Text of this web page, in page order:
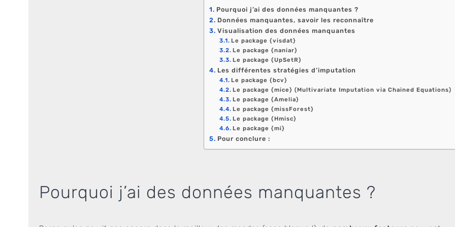
Pourquoi j’ai des données manquantes ?
Données manquantes, savoir les reconnaître
Visualisation des données manquantes
Le package {visdat}
Le package {naniar}
Le package {UpSetR}
Les différentes stratégies d’imputation
Le package {bcv}
Le package {mice} (Multivariate Imputation via Chained Equations)
Le package {Amelia}
Le package {missForest}
Le package {Hmisc}
Le package {mi}
Pour conclure :
Pourquoi j’ai des données manquantes ?